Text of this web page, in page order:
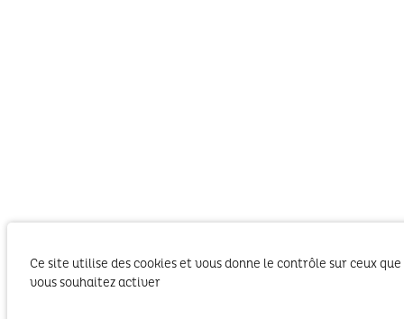
Ce site utilise des cookies et vous donne le contrôle sur ceux que
vous souhaitez activer